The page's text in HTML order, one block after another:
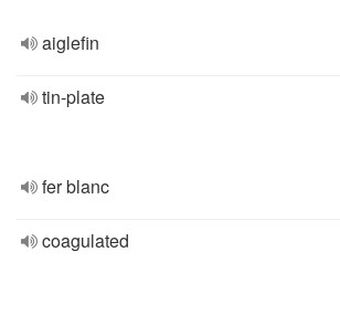
aiglefin
tin-plate
fer blanc
coagulated